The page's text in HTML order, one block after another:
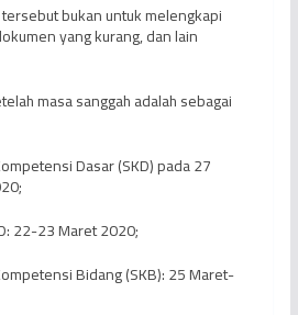
bukan untuk melengkapi
yang kurang, dan lain
masa sanggah adalah sebagai
Dasar (SKD) pada 27
22-23 Maret 2020;
Bidang (SKB): 25 Maret-